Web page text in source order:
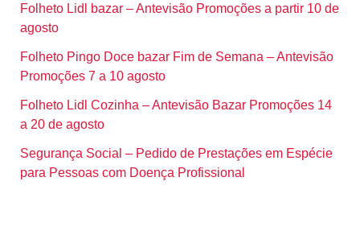
Folheto Lidl bazar – Antevisão Promoções a partir 10 de
agosto
Folheto Pingo Doce bazar Fim de Semana – Antevisão
Promoções 7 a 10 agosto
Folheto Lidl Cozinha – Antevisão Bazar Promoções 14
a 20 de agosto
Segurança Social – Pedido de Prestações em Espécie
para Pessoas com Doença Profissional